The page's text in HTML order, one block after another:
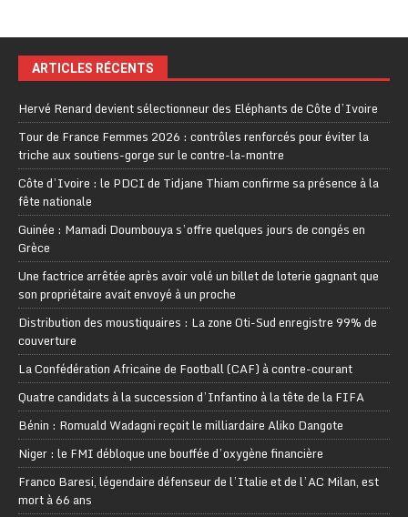
ARTICLES RÉCENTS
Hervé Renard devient sélectionneur des Eléphants de Côte d’Ivoire
Tour de France Femmes 2026 : contrôles renforcés pour éviter la
triche aux soutiens-gorge sur le contre-la-montre
Côte d’Ivoire : le PDCI de Tidjane Thiam confirme sa présence à la
fête nationale
Guinée : Mamadi Doumbouya s’offre quelques jours de congés en
Grèce
Une factrice arrêtée après avoir volé un billet de loterie gagnant que
son propriétaire avait envoyé à un proche
Distribution des moustiquaires : La zone Oti-Sud enregistre 99% de
couverture
La Confédération Africaine de Football (CAF) à contre-courant
Quatre candidats à la succession d’Infantino à la tête de la FIFA
Bénin : Romuald Wadagni reçoit le milliardaire Aliko Dangote
Niger : le FMI débloque une bouffée d’oxygène financière
Franco Baresi, légendaire défenseur de l’Italie et de l’AC Milan, est
mort à 66 ans